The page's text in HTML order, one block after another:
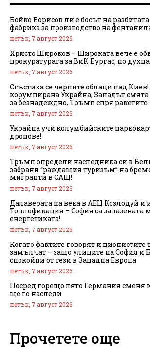
Бойко Борисов ли е босът на
фабрика за производство на
петък, 7 август 2026
Христо Широков – Широката вече е
прокуратурата за ВиК Бургас, но
петък, 7 август 2026
Сгъстиха се черните облаци над
корумпирана Украйна, Западът
за безнадеждно, Тръмп спря
петък, 7 август 2026
Украйна учи колумбийските
дронове!
петък, 7 август 2026
Тръмп определи наследника си в
забрани “раждащия туризъм” на
мигранти в САЩ!
петък, 7 август 2026
Далаверата на века в АЕЦ Козлодуй и
Топлофикация – София са запазената
енергетиката!
петък, 7 август 2026
Когато фактите говорят и ционистите
замълчат – защо улиците на София и
спокойни от тези в Западна Европа
петък, 7 август 2026
Посред горещо лято Германия сменя
ще го наследи
петък, 7 август 2026
Прочетете още